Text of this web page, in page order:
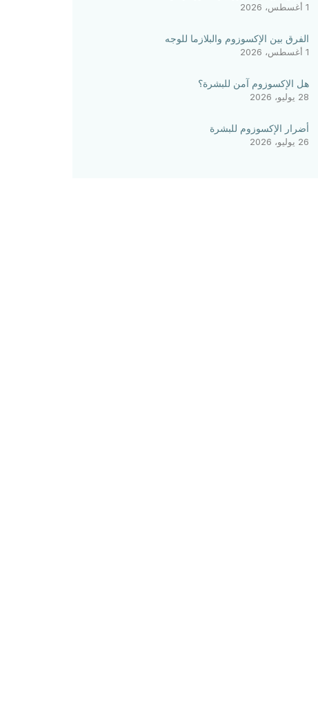
1 أغسطس، 2026
الفرق بين الإكسوزوم والبلازما للوجه
1 أغسطس، 2026
هل الإكسوزوم آمن للبشرة؟
28 يوليو، 2026
أضرار الإكسوزوم للبشرة
26 يوليو، 2026